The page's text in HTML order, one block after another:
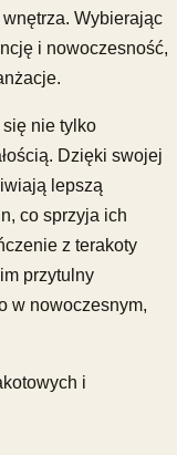
Wybierając
i nowoczesność,
nie tylko
Dzięki swojej
lepszą
co sprzyja ich
z terakoty
przytulny
w nowoczesnym,
i